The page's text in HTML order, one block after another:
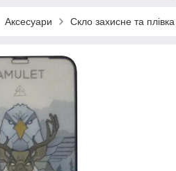
Аксесуари Скло захисне та плівка